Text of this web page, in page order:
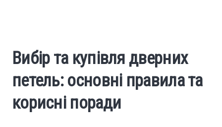
Finance
Investments
Вибір та купівля дверних
петель: основні правила та
корисні поради